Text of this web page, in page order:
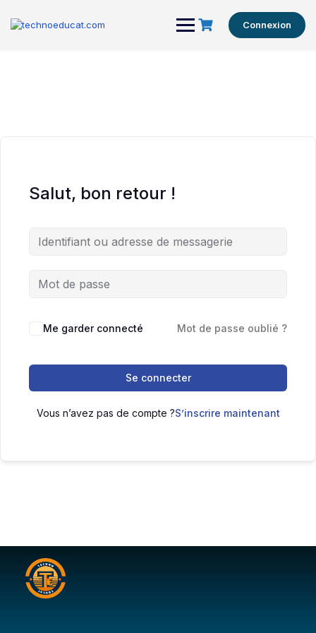
Connexion
Salut, bon retour !
Me garder connecté Mot de passe oublié ?
Se connecter
Vous n’avez pas de compte ?S’inscrire maintenant